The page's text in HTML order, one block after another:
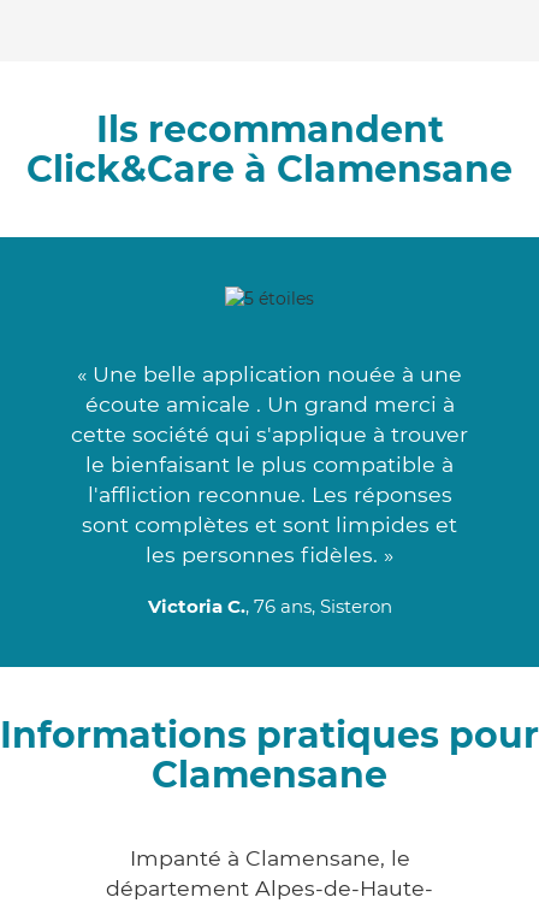
Ils recommandent
Click&Care à Clamensane
« Une belle application nouée à une
écoute amicale . Un grand merci à
cette société qui s'applique à trouver
le bienfaisant le plus compatible à
l'affliction reconnue. Les réponses
sont complètes et sont limpides et
les personnes fidèles. »
Victoria C., 76 ans, Sisteron
Informations pratiques pour
Clamensane
Impanté à Clamensane, le
département Alpes-de-Haute-